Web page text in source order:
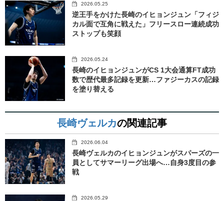
2026.05.25
逆王手をかけた長崎のイヒョンジュン「フィジ
カル面で互角に戦えた」フリースロー連続成功
ストップも笑顔
2026.05.24
長崎のイヒョンジュンがCS 1大会通算FT成功
数で歴代最多記録を更新…ファジーカスの記録
を塗り替える
長崎ヴェルカの関連記事
2026.06.04
長崎ヴェルカのイヒョンジュンがスパーズの一
員としてサマーリーグ出場へ…自身3度目の参
戦
2026.05.29